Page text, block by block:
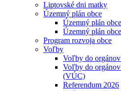
Liptovské dni matky
Územný plán obce
Územný plán
Územný plán
Program rozvoja obce
Voľby
Voľby do
Voľby do
(VÚC)
Referendum 2026